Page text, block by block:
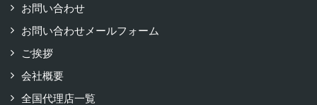
お問い合わせ
お問い合わせメールフォーム
ご挨拶
会社概要
全国代理店一覧